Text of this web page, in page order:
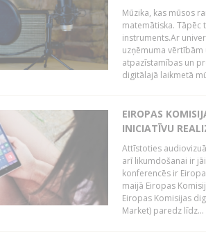
Mūzika, kas mūsos
matemātiska. Tāpēc
instruments.Ar
uzņēmuma
atpazīstamības un
digitālajā laikmetā
EIROPAS
INICIATĪVU
Attīstoties
arī likumdošanai ir
konferencēs ir
maijā Eiropas
Eiropas Komisijas
Market) paredz līdz...